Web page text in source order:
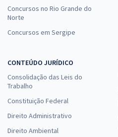
Concursos no Rio Grande do
Norte
Concursos em Sergipe
CONTEÚDO JURÍDICO
Consolidação das Leis do
Trabalho
Constituição Federal
Direito Administrativo
Direito Ambiental